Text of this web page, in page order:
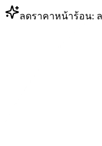
ลดราคาหน้าร้อน: